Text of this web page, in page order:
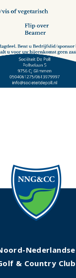
Nederlandse
& Country Club